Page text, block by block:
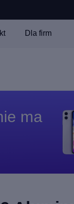
Dla firm
ma